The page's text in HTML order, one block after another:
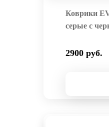
Коврики
серые с
2900 руб.